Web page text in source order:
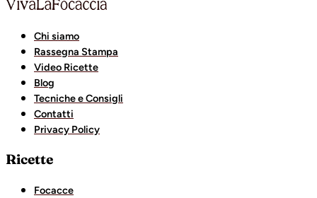
Chi siamo
Rassegna Stampa
Video Ricette
Blog
Tecniche e Consigli
Contatti
Privacy Policy
Ricette
Focacce